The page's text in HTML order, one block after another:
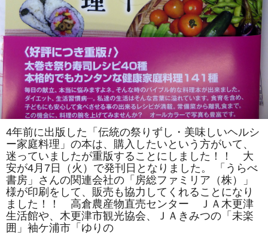
4年前に出版した「伝統の祭りずし・美味しいヘルシ
ー家庭料理」の本は、購入したいという方がいて、
迷っていましたが重版することにしました！！ 大
安が4月7日（火）で発刊日となりました。 「うらべ
書房」さんの関連会社の「房総ファミリア（株）」
様が印刷をして、販売も協力してくれることになり
ました！！ 高倉農産物直売センター ＪＡ木更津
生活館や、木更津市観光協会、ＪＡきみつの「未楽
囲」袖ケ浦市「ゆりの